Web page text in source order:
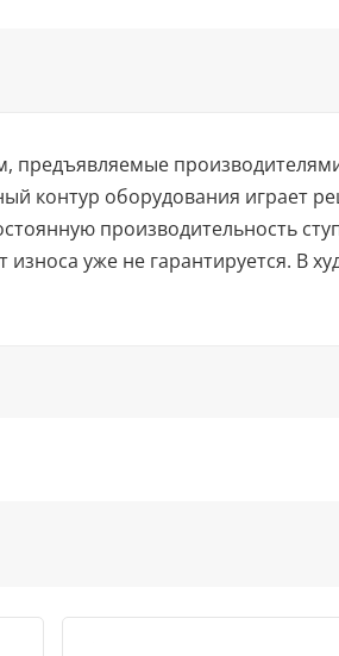
предъявляемые
контур оборудования играет
производительность
уже не гарантируется. В